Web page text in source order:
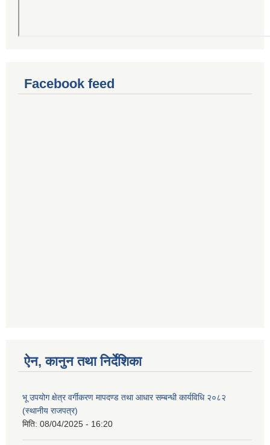
Facebook feed
ऐन, कानुन तथा निर्देशिका
भू उपयोग क्षेत्र वर्गीकरण मापदण्ड तथा आधार सम्बन्धी कार्यविधि २०८२
(स्थानीय राजपत्र)
मिति: 08/04/2025 - 16:20